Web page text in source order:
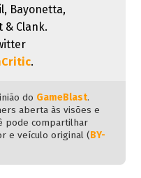
Bayonetta,
& Clank.
.
do GameBlast.
aberta às visões e
pode compartilhar
e veículo original (BY-